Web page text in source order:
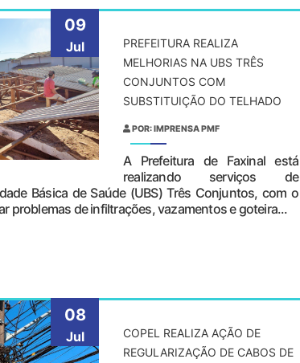
09
Jul
PREFEITURA REALIZA
MELHORIAS NA UBS TRÊS
CONJUNTOS COM
SUBSTITUIÇÃO DO TELHADO
POR: IMPRENSA PMF
A Prefeitura de Faxinal está
realizando serviços de
Básica de Saúde (UBS) Três Conjuntos, com o
problemas de infiltrações, vazamentos e goteira...
08
Jul
COPEL REALIZA AÇÃO DE
REGULARIZAÇÃO DE CABOS DE